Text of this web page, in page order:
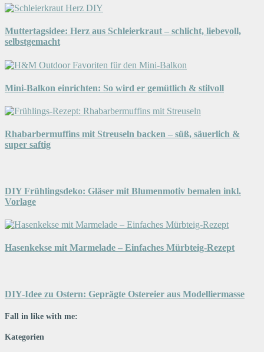
Muttertagsidee: Herz aus Schleierkraut – schlicht, liebevoll,
selbstgemacht
Mini-Balkon einrichten: So wird er gemütlich & stilvoll
Rhabarbermuffins mit Streuseln backen – süß, säuerlich &
super saftig
DIY Frühlingsdeko: Gläser mit Blumenmotiv bemalen inkl.
Vorlage
Hasenkekse mit Marmelade – Einfaches Mürbteig-Rezept
DIY-Idee zu Ostern: Geprägte Ostereier aus Modelliermasse
Fall in like with me:
Kategorien